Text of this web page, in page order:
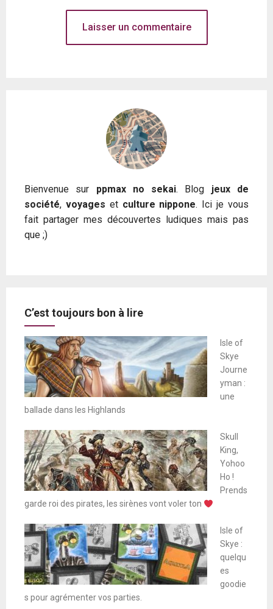
Bienvenue sur ppmax no sekai. Blog jeux de
société, voyages et culture nippone. Ici je vous
fait partager mes découvertes ludiques mais pas
que ;)
C’est toujours bon à lire
Isle of
Skye
Journe
yman :
une
ballade dans les Highlands
Skull
King,
Yohoo
Ho !
Prends
garde roi des pirates, les sirènes vont voler ton
Isle of
Skye :
quelqu
es
goodie
s pour agrémenter vos parties.